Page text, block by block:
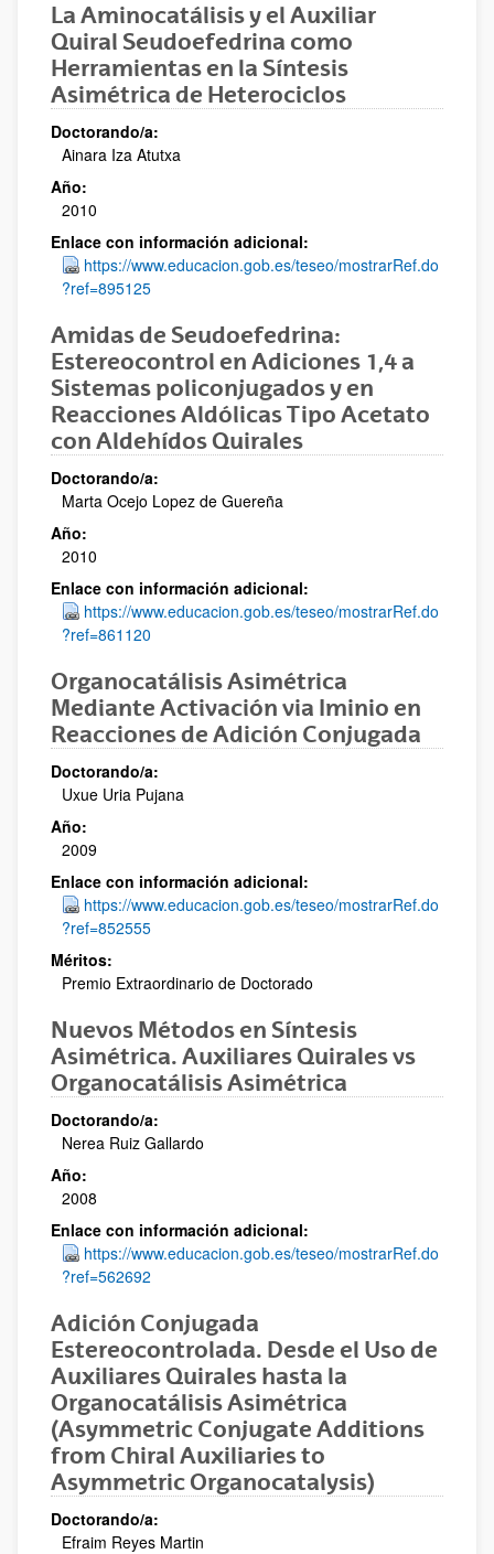
La Aminocatálisis y el Auxiliar
Quiral Seudoefedrina como
Herramientas en la Síntesis
Asimétrica de Heterociclos
Doctorando/a:
Ainara Iza Atutxa
Año:
2010
Enlace con información adicional:
https://www.educacion.gob.es/teseo/mostrarRef.do
?ref=895125
Amidas de Seudoefedrina:
Estereocontrol en Adiciones 1,4 a
Sistemas policonjugados y en
Reacciones Aldólicas Tipo Acetato
con Aldehídos Quirales
Doctorando/a:
Marta Ocejo Lopez de Guereña
Año:
2010
Enlace con información adicional:
https://www.educacion.gob.es/teseo/mostrarRef.do
?ref=861120
Organocatálisis Asimétrica
Mediante Activación via Iminio en
Reacciones de Adición Conjugada
Doctorando/a:
Uxue Uria Pujana
Año:
2009
Enlace con información adicional:
https://www.educacion.gob.es/teseo/mostrarRef.do
?ref=852555
Méritos:
Premio Extraordinario de Doctorado
Nuevos Métodos en Síntesis
Asimétrica. Auxiliares Quirales vs
Organocatálisis Asimétrica
Doctorando/a:
Nerea Ruiz Gallardo
Año:
2008
Enlace con información adicional:
https://www.educacion.gob.es/teseo/mostrarRef.do
?ref=562692
Adición Conjugada
Estereocontrolada. Desde el Uso de
Auxiliares Quirales hasta la
Organocatálisis Asimétrica
(Asymmetric Conjugate Additions
from Chiral Auxiliaries to
Asymmetric Organocatalysis)
Doctorando/a:
Efraim Reyes Martin